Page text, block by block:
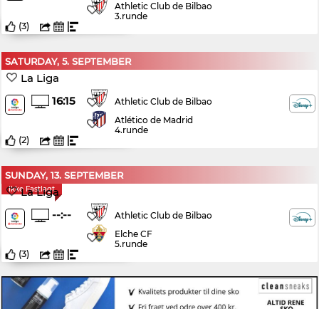
Athletic Club de Bilbao
3.runde
(3)
SATURDAY, 5. SEPTEMBER
La Liga
16:15
Athletic Club de Bilbao
Atlético de Madrid
4.runde
(2)
SUNDAY, 13. SEPTEMBER
Ikke Fastlagt
La Liga
--:--
Athletic Club de Bilbao
Elche CF
5.runde
(3)